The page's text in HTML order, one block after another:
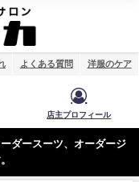
よくある質問 洋服のケア
店主プロフィール
ダースーツ、オーダージ